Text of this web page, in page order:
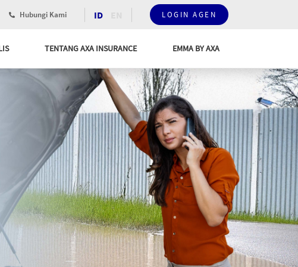
Hubungi Kami ID LOGIN AGEN
TENTANG AXA INSURANCE EMMA BY AXA